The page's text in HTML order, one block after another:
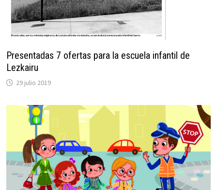
Presentadas 7 ofertas para la escuela infantil de
Lezkairu
29 julio 2019